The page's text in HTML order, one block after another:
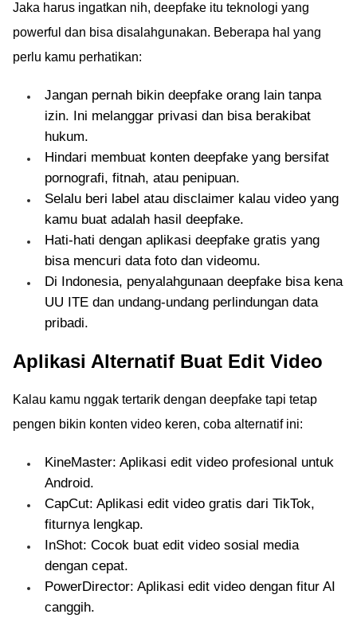
Jaka harus ingatkan nih, deepfake itu teknologi yang
powerful dan bisa disalahgunakan. Beberapa hal yang
perlu kamu perhatikan:
Jangan pernah bikin deepfake orang lain tanpa
izin. Ini melanggar privasi dan bisa berakibat
hukum.
Hindari membuat konten deepfake yang bersifat
pornografi, fitnah, atau penipuan.
Selalu beri label atau disclaimer kalau video yang
kamu buat adalah hasil deepfake.
Hati-hati dengan aplikasi deepfake gratis yang
bisa mencuri data foto dan videomu.
Di Indonesia, penyalahgunaan deepfake bisa kena
UU ITE dan undang-undang perlindungan data
pribadi.
Aplikasi Alternatif Buat Edit Video
Kalau kamu nggak tertarik dengan deepfake tapi tetap
pengen bikin konten video keren, coba alternatif ini:
KineMaster: Aplikasi edit video profesional untuk
Android.
CapCut: Aplikasi edit video gratis dari TikTok,
fiturnya lengkap.
InShot: Cocok buat edit video sosial media
dengan cepat.
PowerDirector: Aplikasi edit video dengan fitur AI
canggih.